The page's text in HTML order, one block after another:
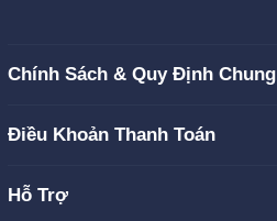
Chính Sách & Quy Định Chung
Điều Khoản Thanh Toán
Hỗ Trợ